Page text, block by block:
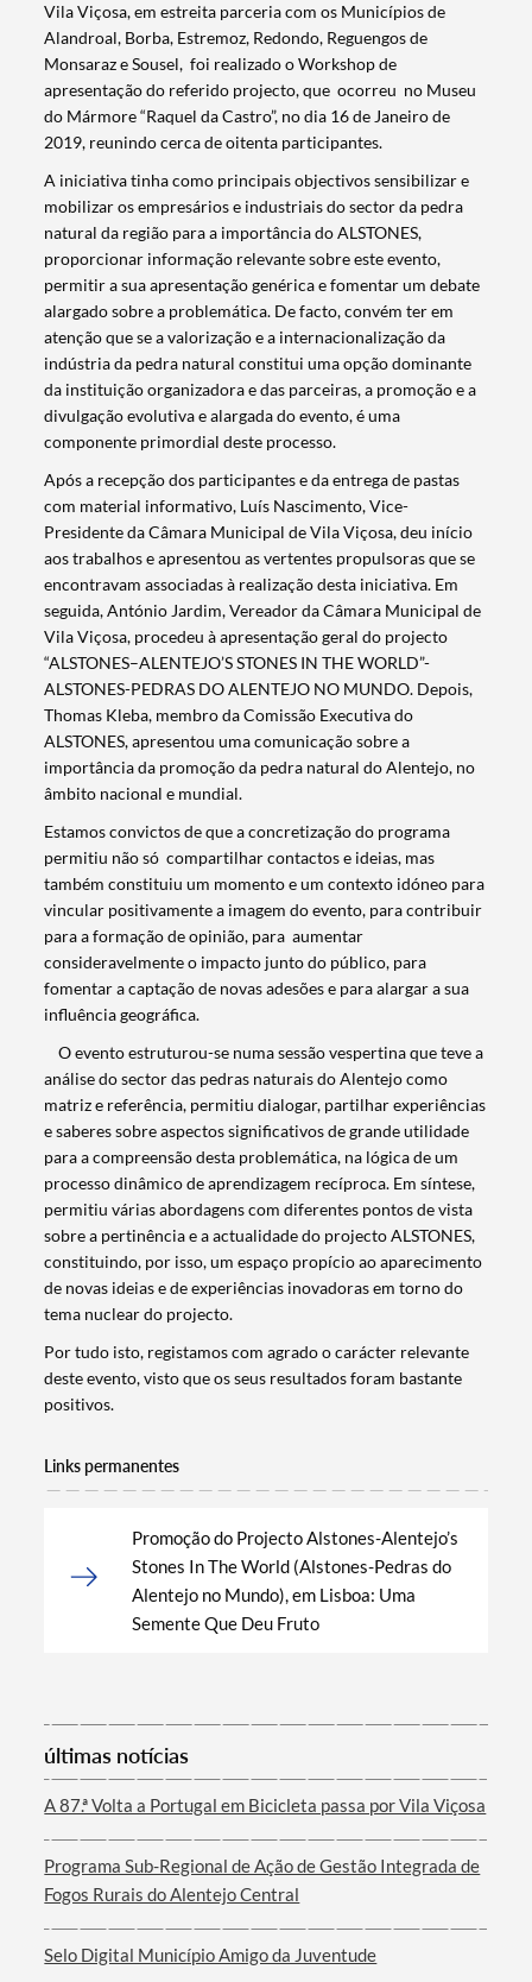
Termo de Pesquisa
Categorias gerais
Filtros
Vila Viçosa, em estreita parceria com os Municípios de
Alandroal, Borba, Estremoz, Redondo, Reguengos de
Monsaraz e Sousel, foi realizado o Workshop de
apresentação do referido projecto, que ocorreu no Museu
do Mármore “Raquel da Castro”, no dia 16 de Janeiro de
2019, reunindo cerca de oitenta participantes.
A iniciativa tinha como principais objectivos sensibilizar e
mobilizar os empresários e industriais do sector da pedra
natural da região para a importância do ALSTONES,
proporcionar informação relevante sobre este evento,
permitir a sua apresentação genérica e fomentar um debate
alargado sobre a problemática. De facto, convém ter em
atenção que se a valorização e a internacionalização da
indústria da pedra natural constitui uma opção dominante
da instituição organizadora e das parceiras, a promoção e a
divulgação evolutiva e alargada do evento, é uma
componente primordial deste processo.
Após a recepção dos participantes e da entrega de pastas
com material informativo, Luís Nascimento, Vice-
Presidente da Câmara Municipal de Vila Viçosa, deu início
aos trabalhos e apresentou as vertentes propulsoras que se
encontravam associadas à realização desta iniciativa. Em
seguida, António Jardim, Vereador da Câmara Municipal de
Vila Viçosa, procedeu à apresentação geral do projecto
“ALSTONES–ALENTEJO’S STONES IN THE WORLD”-
ALSTONES-PEDRAS DO ALENTEJO NO MUNDO. Depois,
Thomas Kleba, membro da Comissão Executiva do
ALSTONES, apresentou uma comunicação sobre a
importância da promoção da pedra natural do Alentejo, no
âmbito nacional e mundial.
Estamos convictos de que a concretização do programa
permitiu não só compartilhar contactos e ideias, mas
também constituiu um momento e um contexto idóneo para
vincular positivamente a imagem do evento, para contribuir
para a formação de opinião, para aumentar
consideravelmente o impacto junto do público, para
fomentar a captação de novas adesões e para alargar a sua
influência geográfica.
O evento estruturou-se numa sessão vespertina que teve a
análise do sector das pedras naturais do Alentejo como
matriz e referência, permitiu dialogar, partilhar experiências
e saberes sobre aspectos significativos de grande utilidade
para a compreensão desta problemática, na lógica de um
processo dinâmico de aprendizagem recíproca. Em síntese,
permitiu várias abordagens com diferentes pontos de vista
sobre a pertinência e a actualidade do projecto ALSTONES,
constituindo, por isso, um espaço propício ao aparecimento
de novas ideias e de experiências inovadoras em torno do
tema nuclear do projecto.
Por tudo isto, registamos com agrado o carácter relevante
deste evento, visto que os seus resultados foram bastante
positivos.
Links permanentes
Promoção do Projecto Alstones-Alentejo’s
Stones In The World (Alstones-Pedras do
Alentejo no Mundo), em Lisboa: Uma
Semente Que Deu Fruto
últimas notícias
A 87.ª Volta a Portugal em Bicicleta passa por Vila Viçosa
Programa Sub-Regional de Ação de Gestão Integrada de
Fogos Rurais do Alentejo Central
Selo Digital Município Amigo da Juventude